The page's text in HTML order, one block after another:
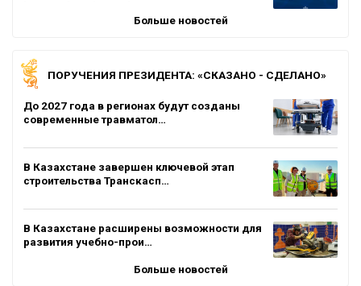
Больше новостей
ПОРУЧЕНИЯ ПРЕЗИДЕНТА: «СКАЗАНО - СДЕЛАНО»
До 2027 года в регионах будут созданы
современные травматол…
В Казахстане завершен ключевой этап
строительства Транскасп…
В Казахстане расширены возможности для
развития учебно-прои…
Больше новостей